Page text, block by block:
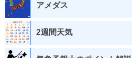
アメダス
2週間天気